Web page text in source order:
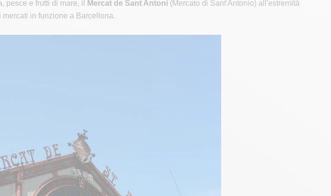
pesce e frutti di mare, il
Mercat de Sant Antoni (Mercato di Sant'Antonio) all'estremità
mercati in funzione a Barcellona.